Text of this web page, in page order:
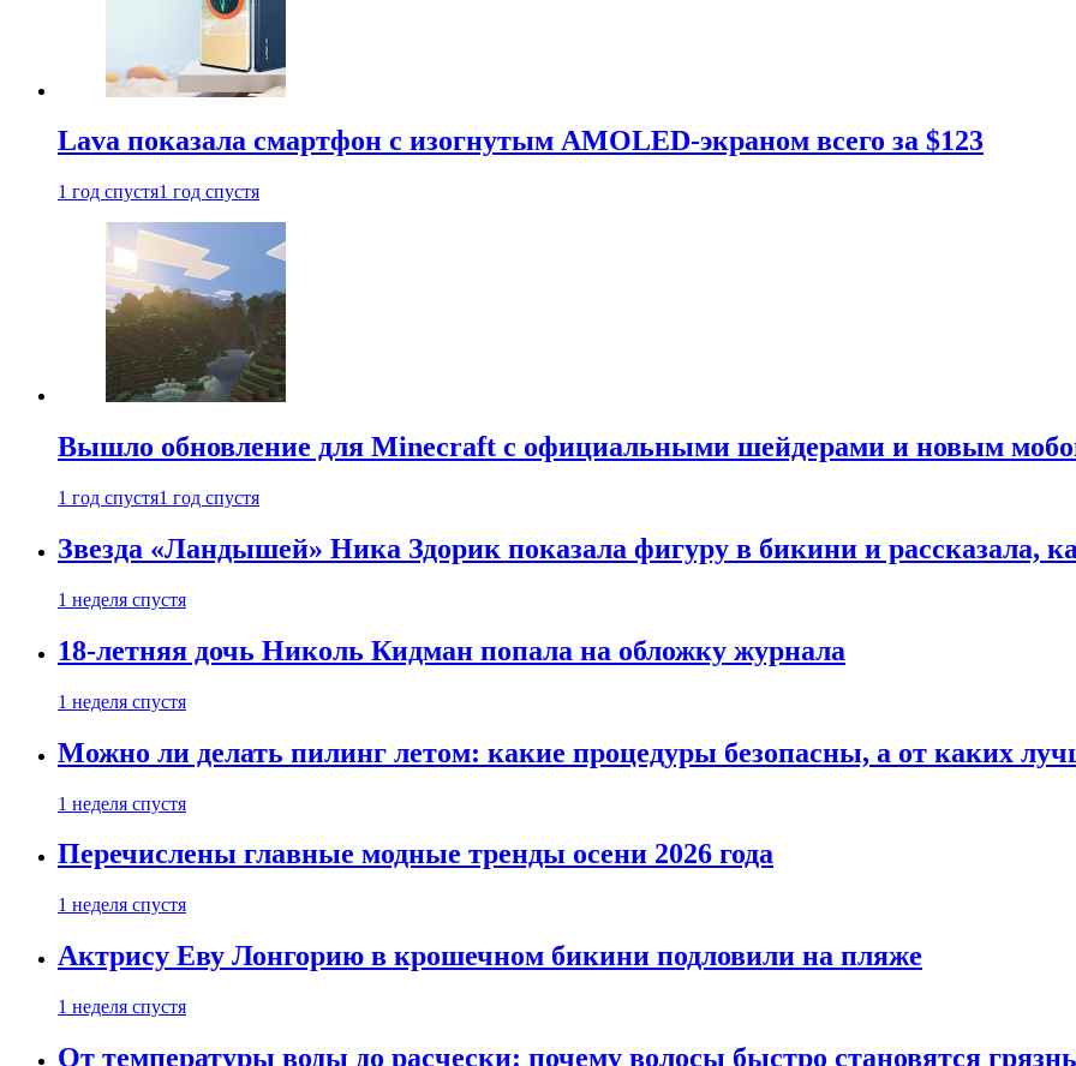
Lava показала смартфон с изогнутым AMOLED-экраном всего за $123
1 год спустя1 год спустя
Вышло обновление для Minecraft с официальными шейдерами и новым
1 год спустя1 год спустя
Звезда «Ландышей» Ника Здорик показала фигуру в бикини и рассказала,
1 неделя спустя
18-летняя дочь Николь Кидман попала на обложку журнала
1 неделя спустя
Можно ли делать пилинг летом: какие процедуры безопасны, а от каких
1 неделя спустя
Перечислены главные модные тренды осени 2026 года
1 неделя спустя
Актрису Еву Лонгорию в крошечном бикини подловили на пляже
1 неделя спустя
От температуры воды до расчески: почему волосы быстро становятся